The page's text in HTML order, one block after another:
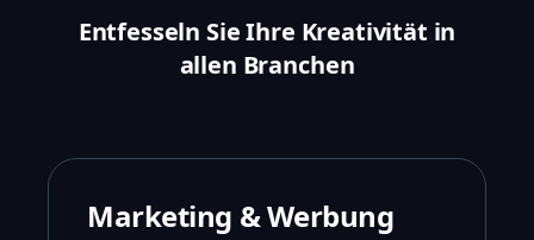
Entfesseln Sie Ihre Kreativität in
allen Branchen
Marketing & Werbung